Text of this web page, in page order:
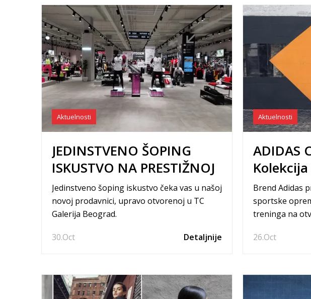
Aktuelnosti
JEDINSTVENO ŠOPING
ISKUSTVO NA PRESTIŽNOJ
LOKACIJI: Sport Vision u TC
Galerija Beograd
Jedinstveno šoping iskustvo čeka vas u našoj
novoj prodavnici, upravo otvorenoj u TC
Galerija Beograd.
30.Oct Detaljnije
Aktuelnosti
ADIDAS
Brend Adidas
sportske
treninga na
26.Oct